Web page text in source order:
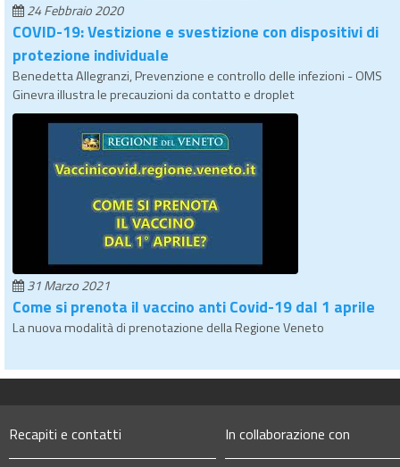
24 Febbraio 2020
COVID-19: Vestizione e svestizione con dispositivi di
protezione individuale
Benedetta Allegranzi, Prevenzione e controllo delle infezioni - OMS
Ginevra illustra le precauzioni da contatto e droplet
31 Marzo 2021
Come si prenota il vaccino anti Covid-19 dal 1 aprile
La nuova modalità di prenotazione della Regione Veneto
Recapiti e contatti In collaborazione con